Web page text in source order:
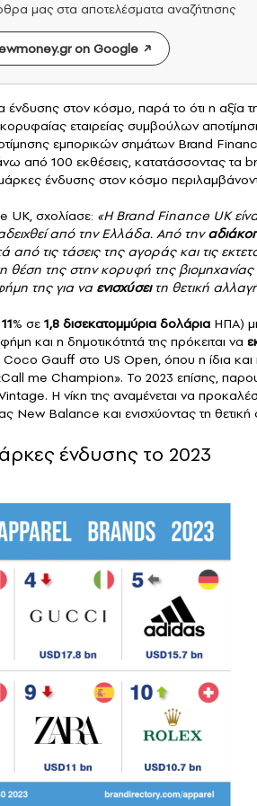
μας στα αποτελέσματα αναζήτησης
on Google
ένδυσης στον κόσμο, παρά το ότι η αξία
εταιρείας συμβούλων
εμπορικών σημάτων Brand
από 100 εκθέσεις, κατατάσσοντας τα
ένδυσης στον κόσμο
UK, σχολίασε: «Η Brand Finance UK
από την Ελλάδα. Από την
από τις τάσεις της αγοράς και τις
θέση της στην κορυφή της
της για να ενισχύσειτη θετική
11% σε 1,8 δισεκατομμύρια δολάρια ΗΠΑ)
και η δημοτικότητά της πρόκειται να
Coco Gauff στο US Open, όπου η ίδια
me Champion». Το 2023 επίσης,
Η νίκη της αναμένεται να
New Balance και ενισχύοντας τη
ένδυσης το 2023